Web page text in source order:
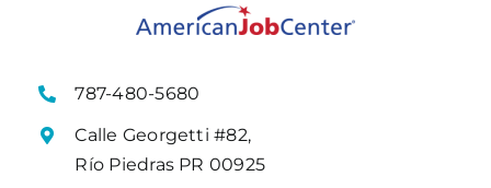
787-480-5680
Calle Georgetti #82,
Río Piedras PR 00925